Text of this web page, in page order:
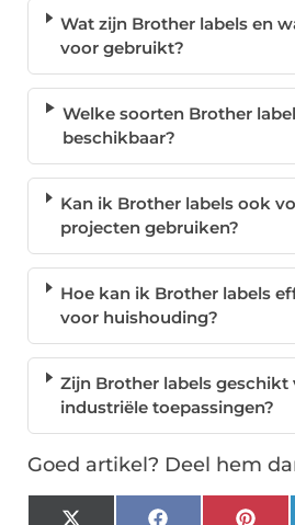
Wat zijn Brother labels en
voor gebruikt?
Welke soorten Brother
beschikbaar?
Kan ik Brother labels ook
projecten gebruiken?
Hoe kan ik Brother labels
voor huishouding?
Zijn Brother labels geschikt
industriële toepassingen?
Goed artikel? Deel hem